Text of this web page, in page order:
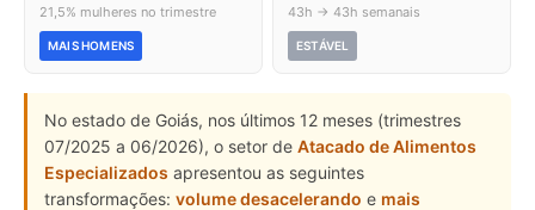
21,5% mulheres no trimestre
MAIS HOMENS
43h → 43h semanais
ESTÁVEL
No estado de Goiás, nos últimos 12 meses (trimestres
07/2025 a 06/2026), o setor de Atacado de Alimentos
Especializados apresentou as seguintes
transformações: volume desacelerando e mais